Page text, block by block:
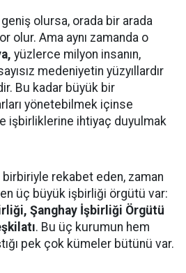
olursa, orada bir arada
olur. Ama aynı zamanda o
yüzlerce milyon insanın,
medeniyetin yüzyıllardır
Bu kadar büyük bir
yönetebilmek içinse
işbirliklerine ihtiyaç duyulmak
rekabet eden, zaman
üç büyük işbirliği örgütü var:
Şanghay İşbirliği Örgütü
. Bu üç kurumun hem
pek çok kümeler bütünü var.